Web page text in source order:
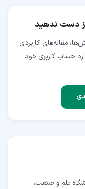
دست ندهید
مقاله‌های کاربردی
حساب کاربری خود
علم و صنعت،